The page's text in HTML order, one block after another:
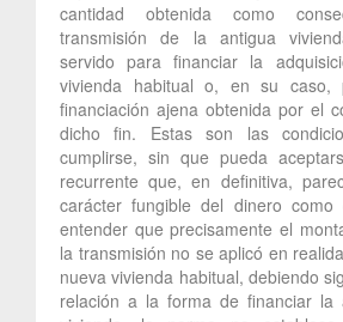
cantidad obtenida como
transmisión de la antigua
servido para financiar la
vivienda habitual o, en su caso,
financiación ajena obtenida por el
dicho fin. Estas son las
cumplirse, sin que pueda
recurrente que, en definitiva,
carácter fungible del dinero como
entender que precisamente el
la transmisión no se aplicó en
nueva vivienda habitual, debiendo
relación a la forma de financiar la